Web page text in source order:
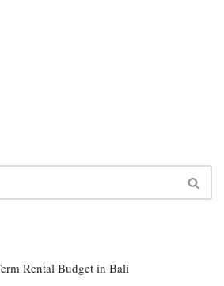
Rental Budget in Bali